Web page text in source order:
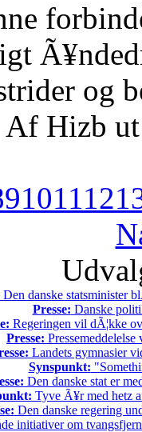
og
Af Hizb
9101112
Den danske statsminister
Presse: Danske
Regeringen vil dÃ¦kke
Presse:
Landets gymnasier
Synspunkt:
Den danske stat er
Tyve Ã¥r med hetz
Den danske regering
initiativer om